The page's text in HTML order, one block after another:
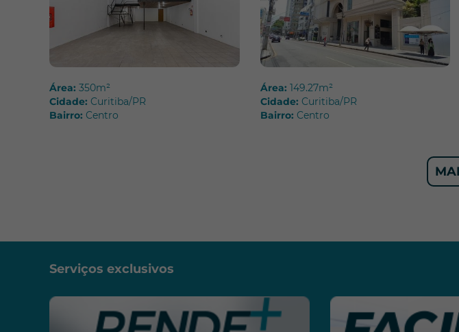
Área: 350m²
Cidade: Curitiba/PR
Bairro: Centro
Área: 149.27m²
Cidade: Curitiba/PR
Bairro: Centro
Serviços exclusivos